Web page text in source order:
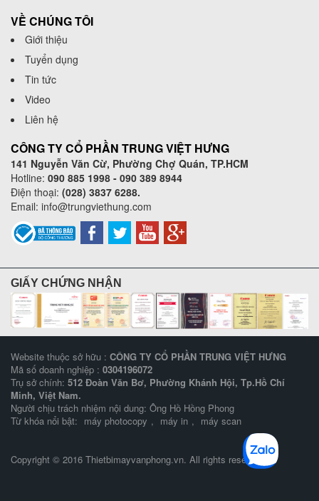
VỀ CHÚNG TÔI
Giới thiệu
Tuyển dụng
Tin tức
Video
Liên hệ
CÔNG TY CỔ PHẦN TRUNG VIỆT HƯNG
141 Nguyễn Văn Cừ, Phường Chợ Quán, TP.HCM
Hotline: 090 885 1998 - 090 389 8944
Điện thoại: (028) 3837 6288.
Email: info@trungviethung.com
GIẤY CHỨNG NHẬN
Website thuộc sở hữu : CÔNG TY CỔ PHẦN TRUNG VIỆT HƯNG
Mã số doanh nghiệp : 0304196072
Trụ sở chính: 512 Đoàn Văn Bơ, Phường Khánh Hội, Tp.Hồ Chí
Minh, Việt Nam.
Người chịu trách nhiệm nội dung: Ông Hồ Hồng Phong
Từ khóa nổi bật: máy photocopy , máy in , máy scan
Copyright © 2016 Thietbimayvanphong.vn. All rights reserved.